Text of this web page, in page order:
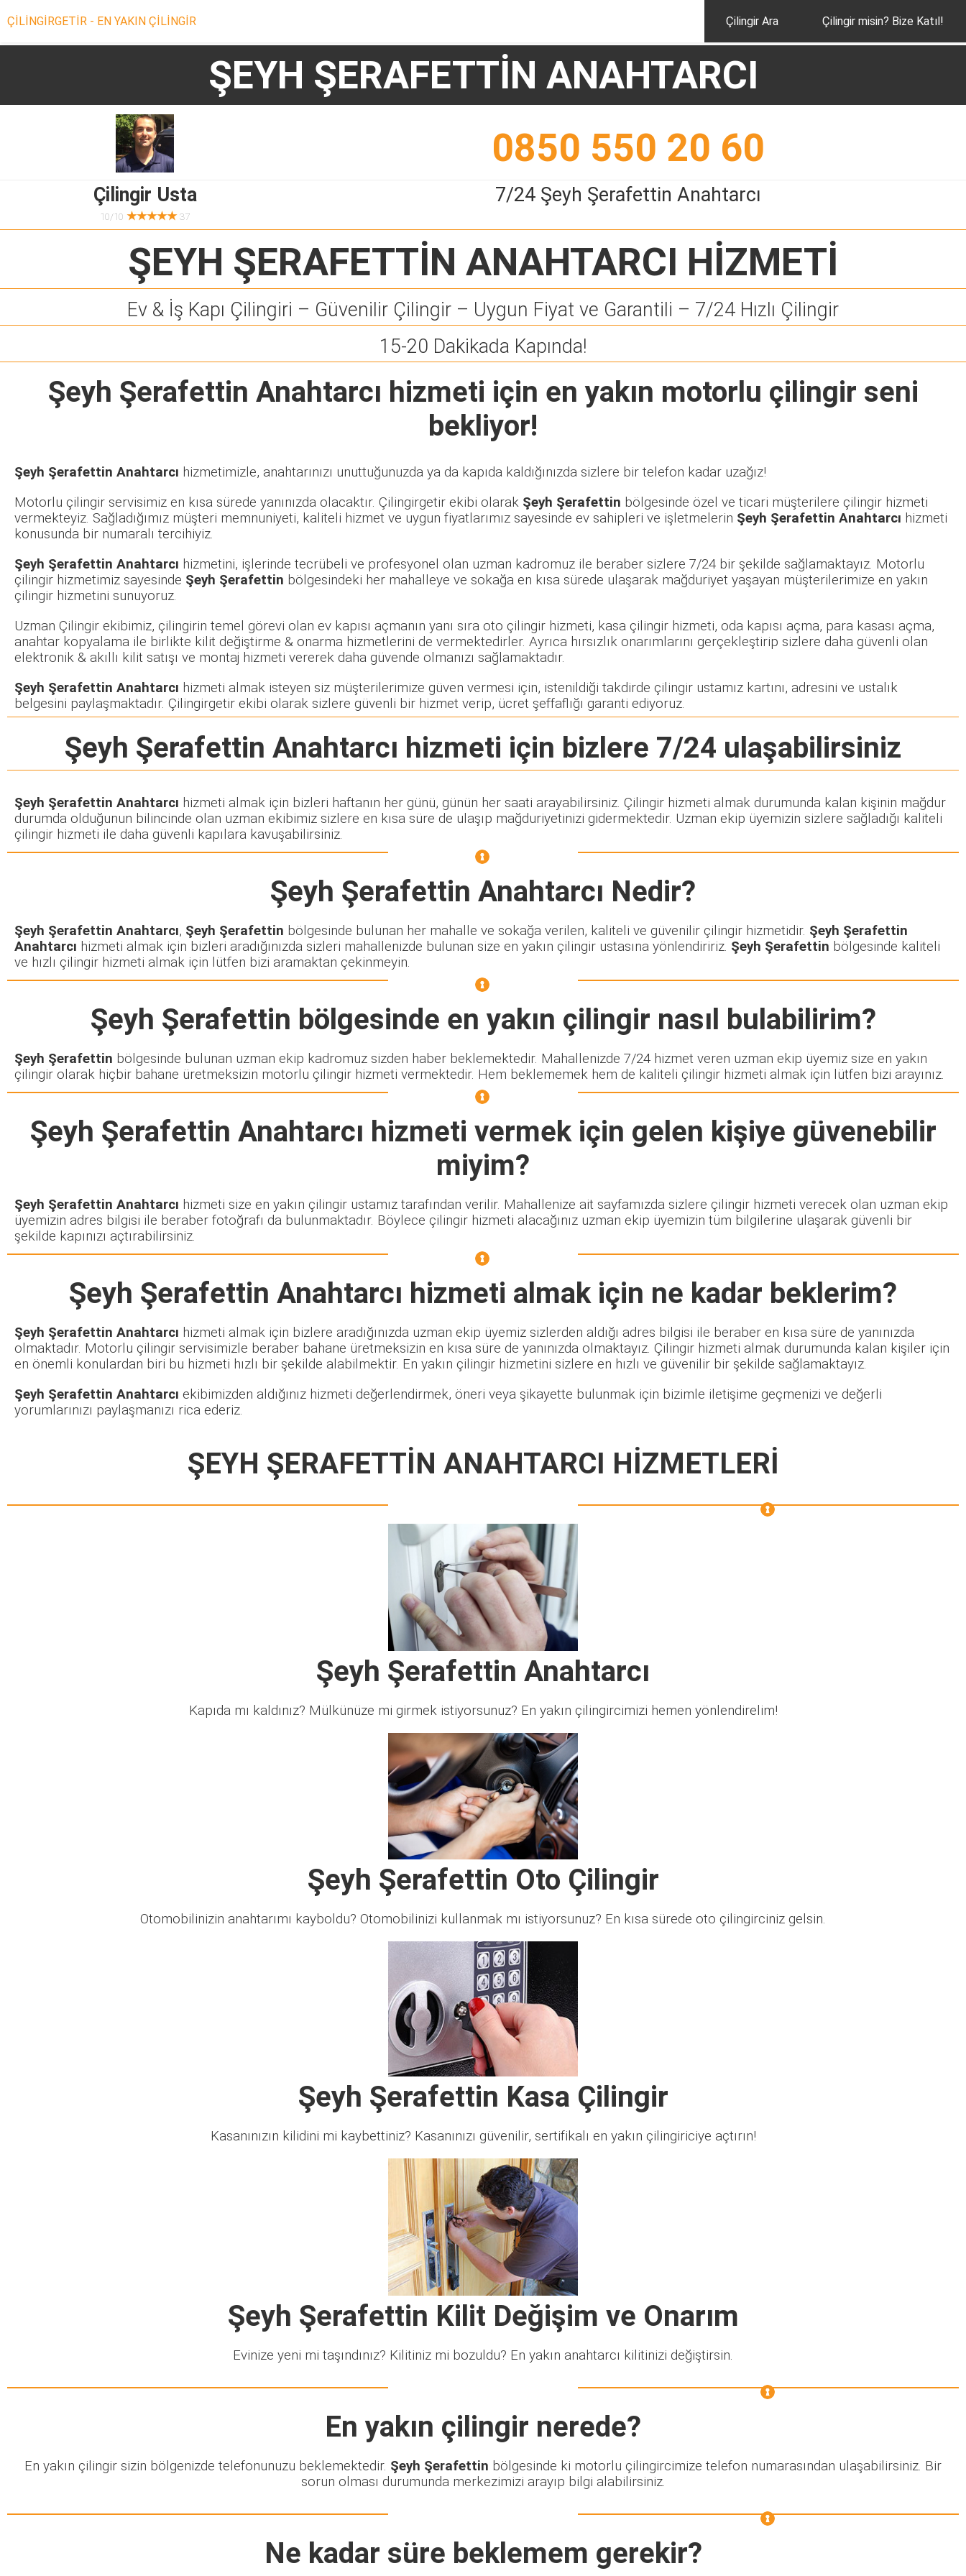
ÇİLİNGİRGETİR - EN YAKIN ÇİLİNGİR Çilingir Ara Çilingir misin? Bize Katıl!
ŞEYH ŞERAFETTİN ANAHTARCI
0850 550 20 60
Çilingir Usta
10/10 ★★★★★37
7/24 Şeyh Şerafettin Anahtarcı
ŞEYH ŞERAFETTİN ANAHTARCI HİZMETİ
Ev & İş Kapı Çilingiri – Güvenilir Çilingir – Uygun Fiyat ve Garantili – 7/24 Hızlı Çilingir
15-20 Dakikada Kapında!
Şeyh Şerafettin Anahtarcı hizmeti için en yakın motorlu çilingir seni
bekliyor!
Şeyh Şerafettin Anahtarcı hizmetimizle, anahtarınızı unuttuğunuzda ya da kapıda kaldığınızda sizlere bir telefon kadar uzağız!
Motorlu çilingir servisimiz en kısa sürede yanınızda olacaktır. Çilingirgetir ekibi olarak Şeyh Şerafettin bölgesinde özel ve ticari müşterilere çilingir hizmeti
vermekteyiz. Sağladığımız müşteri memnuniyeti, kaliteli hizmet ve uygun fiyatlarımız sayesinde ev sahipleri ve işletmelerin Şeyh Şerafettin Anahtarcı hizmeti
konusunda bir numaralı tercihiyiz.
Şeyh Şerafettin Anahtarcı hizmetini, işlerinde tecrübeli ve profesyonel olan uzman kadromuz ile beraber sizlere 7/24 bir şekilde sağlamaktayız. Motorlu
çilingir hizmetimiz sayesinde Şeyh Şerafettin bölgesindeki her mahalleye ve sokağa en kısa sürede ulaşarak mağduriyet yaşayan müşterilerimize en yakın
çilingir hizmetini sunuyoruz.
Uzman Çilingir ekibimiz, çilingirin temel görevi olan ev kapısı açmanın yanı sıra oto çilingir hizmeti, kasa çilingir hizmeti, oda kapısı açma, para kasası açma,
anahtar kopyalama ile birlikte kilit değiştirme & onarma hizmetlerini de vermektedirler. Ayrıca hırsızlık onarımlarını gerçekleştirip sizlere daha güvenli olan
elektronik & akıllı kilit satışı ve montaj hizmeti vererek daha güvende olmanızı sağlamaktadır.
Şeyh Şerafettin Anahtarcı hizmeti almak isteyen siz müşterilerimize güven vermesi için, istenildiği takdirde çilingir ustamız kartını, adresini ve ustalık
belgesini paylaşmaktadır. Çilingirgetir ekibi olarak sizlere güvenli bir hizmet verip, ücret şeffaflığı garanti ediyoruz.
Şeyh Şerafettin Anahtarcı hizmeti için bizlere 7/24 ulaşabilirsiniz
Şeyh Şerafettin Anahtarcı hizmeti almak için bizleri haftanın her günü, günün her saati arayabilirsiniz. Çilingir hizmeti almak durumunda kalan kişinin mağdur
durumda olduğunun bilincinde olan uzman ekibimiz sizlere en kısa süre de ulaşıp mağduriyetinizi gidermektedir. Uzman ekip üyemizin sizlere sağladığı kaliteli
çilingir hizmeti ile daha güvenli kapılara kavuşabilirsiniz.
Şeyh Şerafettin Anahtarcı Nedir?
Şeyh Şerafettin Anahtarcı, Şeyh Şerafettin bölgesinde bulunan her mahalle ve sokağa verilen, kaliteli ve güvenilir çilingir hizmetidir. Şeyh Şerafettin
Anahtarcı hizmeti almak için bizleri aradığınızda sizleri mahallenizde bulunan size en yakın çilingir ustasına yönlendiririz. Şeyh Şerafettin bölgesinde kaliteli
ve hızlı çilingir hizmeti almak için lütfen bizi aramaktan çekinmeyin.
Şeyh Şerafettin bölgesinde en yakın çilingir nasıl bulabilirim?
Şeyh Şerafettin bölgesinde bulunan uzman ekip kadromuz sizden haber beklemektedir. Mahallenizde 7/24 hizmet veren uzman ekip üyemiz size en yakın
çilingir olarak hiçbir bahane üretmeksizin motorlu çilingir hizmeti vermektedir. Hem beklememek hem de kaliteli çilingir hizmeti almak için lütfen bizi arayınız.
Şeyh Şerafettin Anahtarcı hizmeti vermek için gelen kişiye güvenebilir
miyim?
Şeyh Şerafettin Anahtarcı hizmeti size en yakın çilingir ustamız tarafından verilir. Mahallenize ait sayfamızda sizlere çilingir hizmeti verecek olan uzman ekip
üyemizin adres bilgisi ile beraber fotoğrafı da bulunmaktadır. Böylece çilingir hizmeti alacağınız uzman ekip üyemizin tüm bilgilerine ulaşarak güvenli bir
şekilde kapınızı açtırabilirsiniz.
Şeyh Şerafettin Anahtarcı hizmeti almak için ne kadar beklerim?
Şeyh Şerafettin Anahtarcı hizmeti almak için bizlere aradığınızda uzman ekip üyemiz sizlerden aldığı adres bilgisi ile beraber en kısa süre de yanınızda
olmaktadır. Motorlu çilingir servisimizle beraber bahane üretmeksizin en kısa süre de yanınızda olmaktayız. Çilingir hizmeti almak durumunda kalan kişiler için
en önemli konulardan biri bu hizmeti hızlı bir şekilde alabilmektir. En yakın çilingir hizmetini sizlere en hızlı ve güvenilir bir şekilde sağlamaktayız.
Şeyh Şerafettin Anahtarcı ekibimizden aldığınız hizmeti değerlendirmek, öneri veya şikayette bulunmak için bizimle iletişime geçmenizi ve değerli
yorumlarınızı paylaşmanızı rica ederiz.
ŞEYH ŞERAFETTİN ANAHTARCI HİZMETLERİ
Şeyh Şerafettin Anahtarcı
Kapıda mı kaldınız? Mülkünüze mi girmek istiyorsunuz? En yakın çilingircimizi hemen yönlendirelim!
Şeyh Şerafettin Oto Çilingir
Otomobilinizin anahtarımı kayboldu? Otomobilinizi kullanmak mı istiyorsunuz? En kısa sürede oto çilingirciniz gelsin.
Şeyh Şerafettin Kasa Çilingir
Kasanınızın kilidini mi kaybettiniz? Kasanınızı güvenilir, sertifikalı en yakın çilingiriciye açtırın!
Şeyh Şerafettin Kilit Değişim ve Onarım
Evinize yeni mi taşındınız? Kilitiniz mi bozuldu? En yakın anahtarcı kilitinizi değiştirsin.
En yakın çilingir nerede?
En yakın çilingir sizin bölgenizde telefonunuzu beklemektedir. Şeyh Şerafettin bölgesinde ki motorlu çilingircimize telefon numarasından ulaşabilirsiniz. Bir
sorun olması durumunda merkezimizi arayıp bilgi alabilirsiniz.
Ne kadar süre beklemem gerekir?